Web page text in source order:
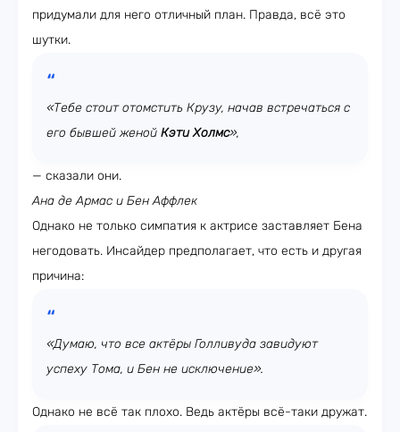
придумали для него отличный план. Правда, всё это
шутки.
«Тебе стоит отомстить Крузу, начав встречаться с
его бывшей женой Кэти Холмс»,
— сказали они.
Ана де Армас и Бен Аффлек
Однако не только симпатия к актрисе заставляет Бена
негодовать. Инсайдер предполагает, что есть и другая
причина:
«Думаю, что все актёры Голливуда завидуют
успеху Тома, и Бен не исключение».
Однако не всё так плохо. Ведь актёры всё-таки дружат.